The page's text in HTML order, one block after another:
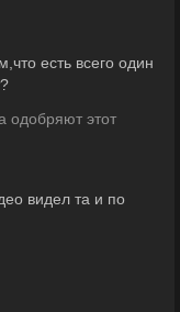
есть всего один
одобряют этот
видел та и по